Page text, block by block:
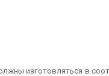
изготовляться в